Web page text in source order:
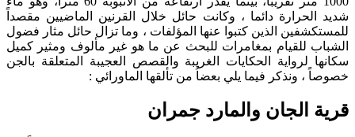
شديد الحرارة دائما ، وكانت حائل خلال القرنين الماضيين مقصداً
للمستكشفين الذين كتبوا عنها المؤلفات ، وما تزال حائل مثار فضول
الشباب للقيام بمغامرات للبحث عن ما هو غير مألوف ومثير كميل
سكانها لرواية الحكايات الغريبة والقصص العجيبة المتعلقة بالجن
خصوصاً ، ونذكر فيما يلي بعضاُ من تألقها الماورائي :
قرية الجان والمارد جمران